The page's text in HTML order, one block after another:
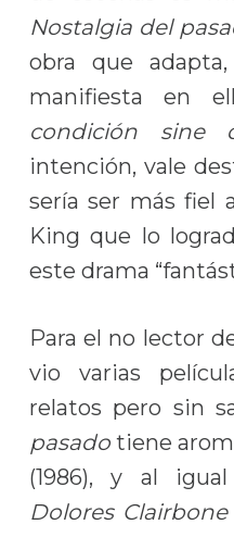
Nostalgia del
obra que
manifiesta en
condición sine
intención, vale
sería ser más fiel
King que lo
este drama
Para el no lector
vio varias
relatos pero sin
pasadotiene
(1986), y al
Dolores Clairbone